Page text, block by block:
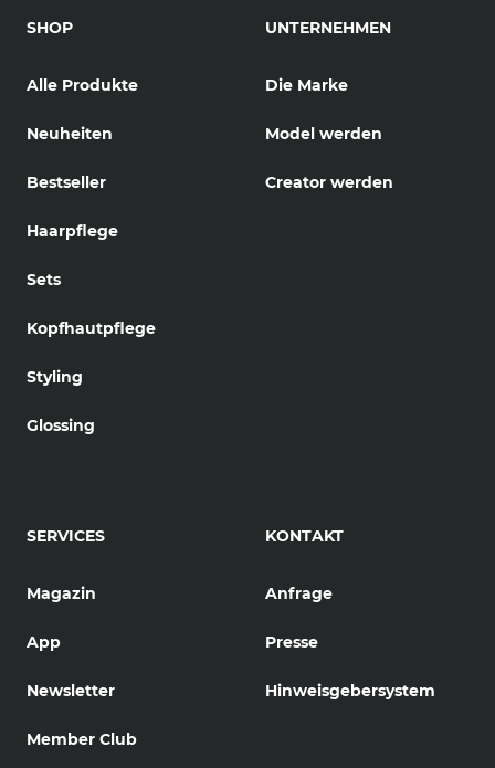
SHOP
Alle Produkte
Neuheiten
Bestseller
Haarpflege
Sets
Kopfhautpflege
Styling
Glossing
UNTERNEHMEN
Die Marke
Model werden
Creator werden
SERVICES
Magazin
App
Newsletter
Member Club
KONTAKT
Anfrage
Presse
Hinweisgebersystem